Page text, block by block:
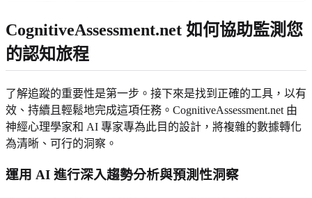
CognitiveAssessment.net 如何協助監測您
的認知旅程
了解追蹤的重要性是第一步。接下來是找到正確的工具，以有
效、持續且輕鬆地完成這項任務。CognitiveAssessment.net 由
神經心理學家和 AI 專家專為此目的設計，將複雜的數據轉化
為清晰、可行的洞察。
運用 AI 進行深入趨勢分析與預測性洞察